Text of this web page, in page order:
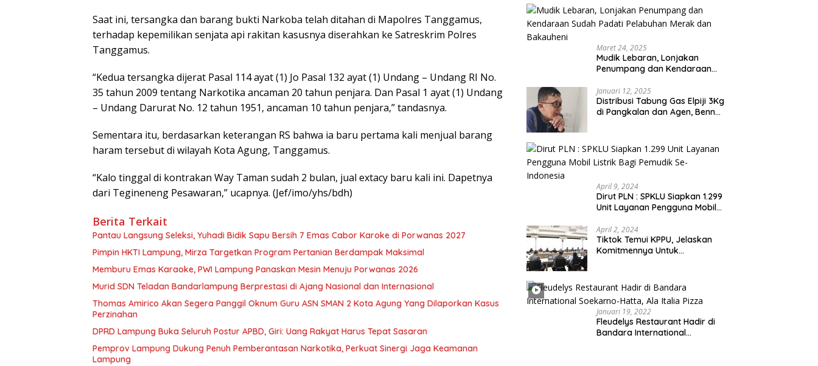
Saat ini, tersangka dan barang bukti Narkoba telah ditahan di Mapolres Tanggamus,
terhadap kepemilikan senjata api rakitan kasusnya diserahkan ke Satreskrim Polres
Tanggamus.
“Kedua tersangka dijerat Pasal 114 ayat (1) Jo Pasal 132 ayat (1) Undang – Undang RI No.
35 tahun 2009 tentang Narkotika ancaman 20 tahun penjara. Dan Pasal 1 ayat (1) Undang
– Undang Darurat No. 12 tahun 1951, ancaman 10 tahun penjara,” tandasnya.
Sementara itu, berdasarkan keterangan RS bahwa ia baru pertama kali menjual barang
haram tersebut di wilayah Kota Agung, Tanggamus.
“Kalo tinggal di kontrakan Way Taman sudah 2 bulan, jual extacy baru kali ini. Dapetnya
dari Tegineneng Pesawaran,” ucapnya. (Jef/imo/yhs/bdh)
Berita Terkait
Pantau Langsung Seleksi, Yuhadi Bidik Sapu Bersih 7 Emas Cabor Karoke di Porwanas 2027
Pimpin HKTI Lampung, Mirza Targetkan Program Pertanian Berdampak Maksimal
Memburu Emas Karaoke, PWI Lampung Panaskan Mesin Menuju Porwanas 2026
Murid SDN Teladan Bandarlampung Berprestasi di Ajang Nasional dan Internasional
Thomas Amirico Akan Segera Panggil Oknum Guru ASN SMAN 2 Kota Agung Yang Dilaporkan Kasus
Perzinahan
DPRD Lampung Buka Seluruh Postur APBD, Giri: Uang Rakyat Harus Tepat Sasaran
Pemprov Lampung Dukung Penuh Pemberantasan Narkotika, Perkuat Sinergi Jaga Keamanan
Lampung
Maret 24, 2025
Mudik Lebaran, Lonjakan
Penumpang dan Kendaraan
dan Bakauheni
Januari 12, 2025
Distribusi Tabung Gas Elpiji 3Kg
di Pangkalan dan Agen, Benny
Dalam Pengawasan
April 9, 2024
Dirut PLN : SPKLU Siapkan 1.299
Unit Layanan Pengguna Mobil
Indonesia
April 2, 2024
Tiktok Temui KPPU, Jelaskan
Komitmennya Untuk
Januari 19, 2022
Fleudelys Restaurant Hadir di
Bandara International